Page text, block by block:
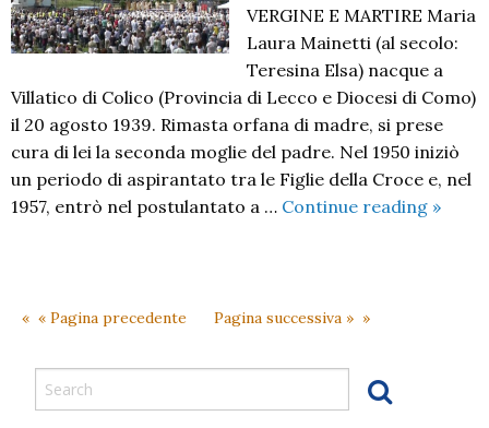
VERGINE E MARTIRE Maria
Laura Mainetti (al secolo:
Teresina Elsa) nacque a
Villatico di Colico (Provincia di Lecco e Diocesi di Como)
il 20 agosto 1939. Rimasta orfana di madre, si prese
cura di lei la seconda moglie del padre. Nel 1950 iniziò
un periodo di aspirantato tra le Figlie della Croce e, nel
1957, entrò nel postulantato a … Continue reading Beata
»
« Pagina precedente Pagina successiva »